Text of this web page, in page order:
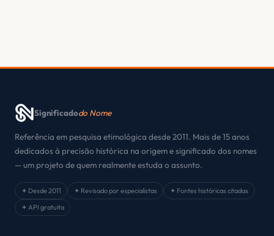
Significadodo Nome
Referência em pesquisa etimológica desde 2011. Mais de 15 anos
dedicados à precisão histórica na origem e significado dos nomes
— um projeto de quem realmente estuda o assunto.
✦ Desde 2011 ✦ Revisado por especialistas
✦ Fontes históricas citadas
✦ API gratuita